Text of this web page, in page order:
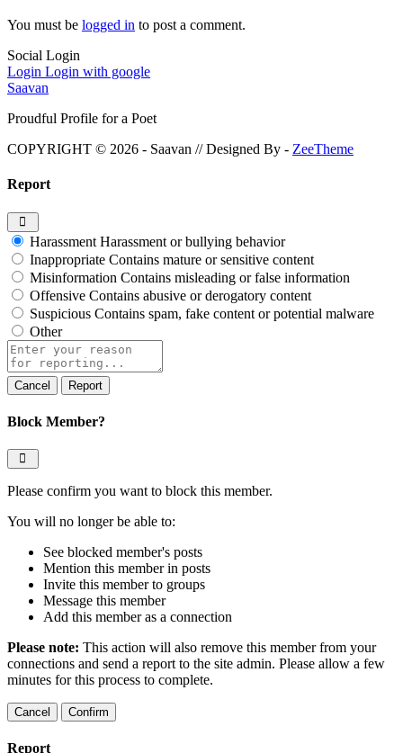
You must be logged in to post a comment.
Social Login
Login Login with google
Saavan
Proudful Profile for a Poet
COPYRIGHT © 2026 - Saavan // Designed By - ZeeTheme
Report
Harassment Harassment or bullying behavior
Inappropriate Contains mature or sensitive content
Misinformation Contains misleading or false information
Offensive Contains abusive or derogatory content
Suspicious Contains spam, fake content or potential malware
Other
Report
note
Report
Block Member?
Please confirm you want to block this member.
You will no longer be able to:
See blocked member's posts
Mention this member in posts
Invite this member to groups
Message this member
Add this member as a connection
Please note: This action will also remove this member from your
connections and send a report to the site admin. Please allow a few
minutes for this process to complete.
Confirm
Report